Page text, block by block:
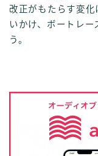
改正がもたらす変
いかけ、ボートレ
う。